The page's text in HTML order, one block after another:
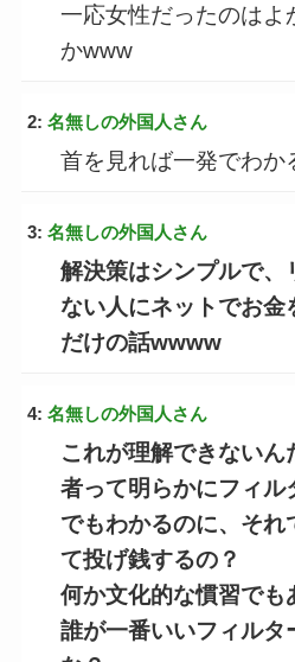
一応女性だったのはよ
かwww
2: 名無しの外国人さん
首を見れば一発でわか
3: 名無しの外国人さん
解決策はシンプルで、
ない人にネットでお金
だけの話wwww
4: 名無しの外国人さん
これが理解できない
者って明らかにフィル
でもわかるのに、それ
て投げ銭するの？
何か文化的な慣習でも
誰が一番いいフィルタ